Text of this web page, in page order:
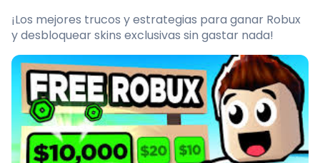
¡Los mejores trucos y estrategias para ganar Robux
y desbloquear skins exclusivas sin gastar nada!